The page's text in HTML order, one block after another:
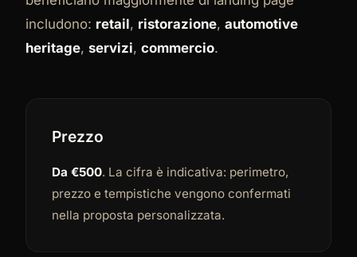
includono: retail, ristorazione, automotive
heritage, servizi, commercio.
Prezzo
Da €500. La cifra è indicativa: perimetro,
prezzo e tempistiche vengono confermati
nella proposta personalizzata.